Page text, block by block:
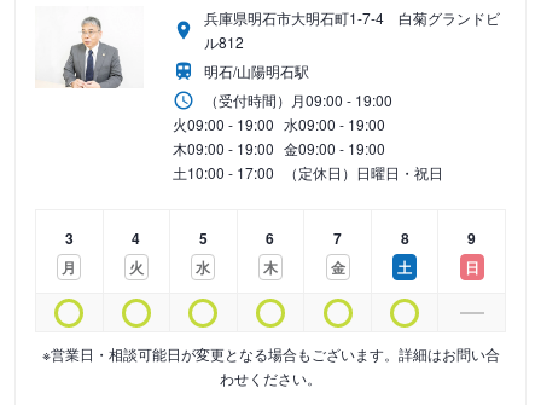
兵庫県明石市大明石町1-7-4 白菊グランドビ
ル812
明石/山陽明石駅
（受付時間） 月09:00 - 19:00
火09:00 - 19:00 水09:00 - 19:00
木09:00 - 19:00 金09:00 - 19:00
土10:00 - 17:00 （定休日）日曜日・祝日
3
月
4
火
5
水
6
木
7
金
8
土
9
日
※営業日・相談可能日が変更となる場合もございます。詳細はお問い合
わせください。